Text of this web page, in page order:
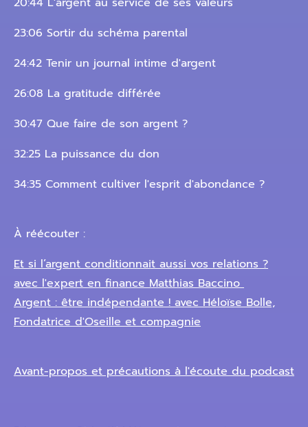
23:06 Sortir du schéma parental
24:42 Tenir un journal intime d'argent
26:08 La gratitude différée
30:47 Que faire de son argent ?
32:25 La puissance du don
34:35 Comment cultiver l'esprit d'abondance ?
À réécouter :
Et si l’argent conditionnait aussi vos relations ?
avec l'expert en finance Matthias Baccino
Argent : être indépendante ! avec Héloïse Bolle,
Fondatrice d'Oseille et compagnie
Avant-propos et précautions à l'écoute du podcast